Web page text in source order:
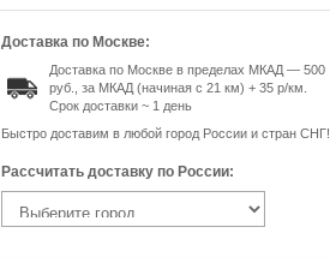
Доставка по Москве:
Доставка по Москве в пределах МКАД — 500
руб., за МКАД (начиная с 21 км) + 35 р/км.
Срок доставки ~ 1 день
Быстро доставим в любой город России и стран СНГ!
Рассчитать доставку по России: